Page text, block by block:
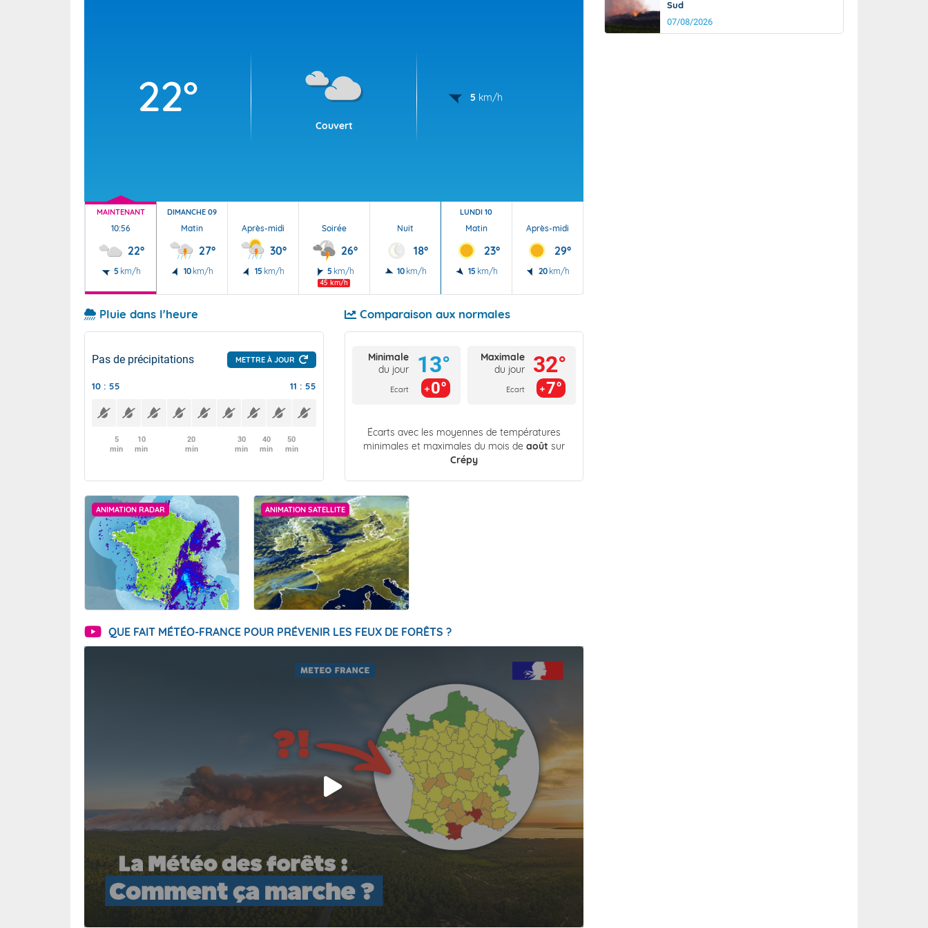
22°
Couvert
5 km/h
MAINTENANT
10:56
22°
5 km/h
DIMANCHE 09
Matin
27°
10 km/h
Après-midi
30°
15 km/h
Soirée
26°
5 km/h
45 km/h
Nuit
18°
10 km/h
LUNDI 10
Matin
23°
15 km/h
Après-midi
29°
20 km/h
Pluie dans l'heure
Pas de précipitations METTRE À JOUR
10 : 55 11 : 55
5
min
10
min
20
min
30
min
40
min
50
min
Comparaison aux normales
Minimale
du jour
Ecart
13°
0°
Maximale
du jour
Ecart
32°
7°
Écarts avec les moyennes de températures
minimales et maximales du mois de août sur
Crépy
ANIMATION RADAR ANIMATION SATELLITE
QUE FAIT MÉTÉO-FRANCE POUR PRÉVENIR LES FEUX DE FORÊTS ?
Sud
07/08/2026